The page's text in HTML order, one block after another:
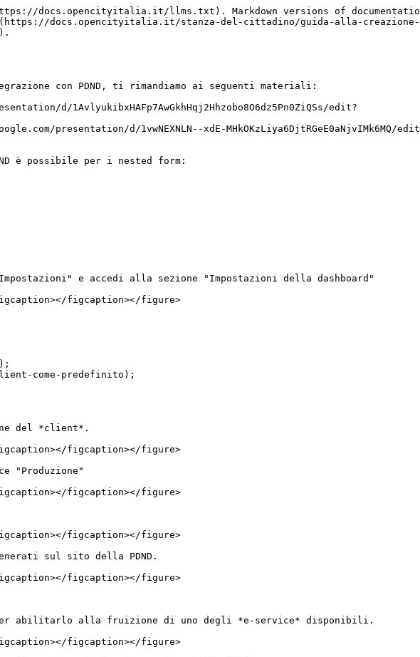
docs.opencityitalia.it/llms.txt). Markdown versions of
docs.opencityitalia.it/stanza-del-cittadino/guida-alla-
con PDND, ti rimandiamo ai seguenti materiali:
d/1AvlyukibxHAFp7AwGkhHqj2Hhzobo8O6dz5Pn0ZiQSs/edit?
presentation/d/1vwNEXNLN--xdE-MHkOKzLiya6DjtRGeE0aNjvIMk6MQ/
è possibile per i nested form:
e accedi alla sezione "Impostazioni della dashboard"
figcaption></figure>
come-predefinito);
del *client*.
figcaption></figure>
"Produzione"
figcaption></figure>
figcaption></figure>
sul sito della PDND.
figcaption></figure>
abilitarlo alla fruizione di uno degli *e-service* disponibili.
figcaption></figure>